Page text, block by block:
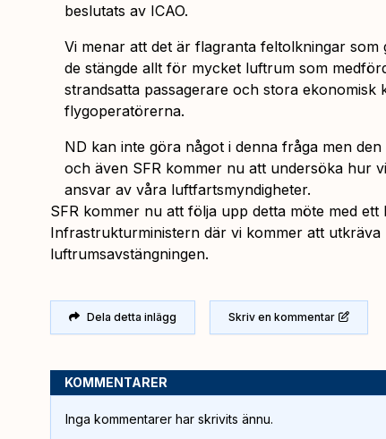
beslutats av ICAO.
Vi menar att det är flagranta feltolkningar som
de stängde allt för mycket luftrum som
strandsatta passagerare och stora ekonomisk
flygoperatörerna.
ND kan inte göra något i denna fråga men
och även SFR kommer nu att undersöka hur
ansvar av våra luftfartsmyndigheter.
SFR kommer nu att följa upp detta möte med
Infrastrukturministern där vi kommer att
luftrumsavstängningen.
Dela detta inlägg Skriv en kommentar
KOMMENTARER
Inga kommentarer har skrivits ännu.